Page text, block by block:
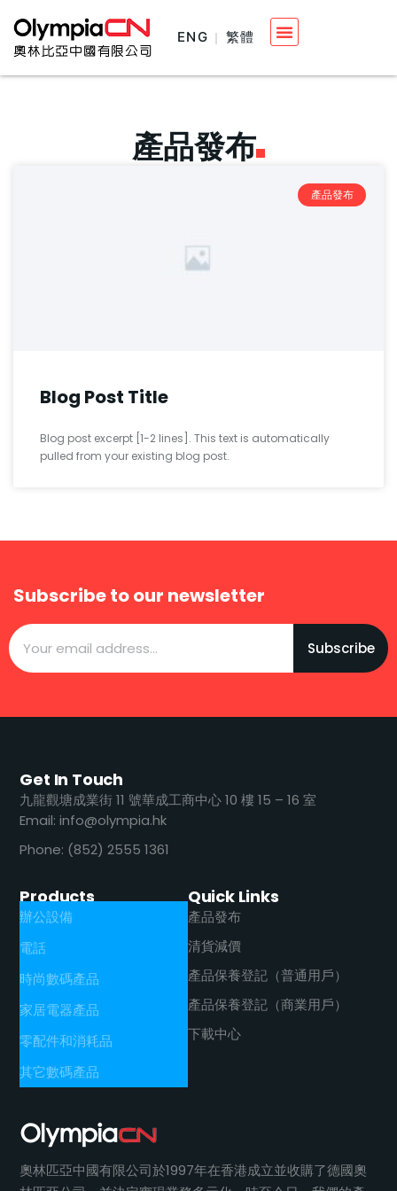
繁體
ENG
產品發布
產品發布
Blog Post Title
Blog post excerpt [1-2 lines]. This text is automatically
pulled from your existing blog post.
Subscribe to our newsletter
Subscribe
奧林匹亞中國有限公司於1997年在香港成立並收購了德國奧
Products
辦公設備
電話
時尚數碼產品
家居電器產品
零配件和消耗品
其它數碼產品
Quick Links
產品發布
清貨減價
產品保養登記（普通用戶）
產品保養登記（商業用戶）
下載中心
Get In Touch
九龍觀塘成業街 11 號華成工商中心 10 樓 15 – 16 室
Email: info@olympia.hk
Phone: (852) 2555 1361